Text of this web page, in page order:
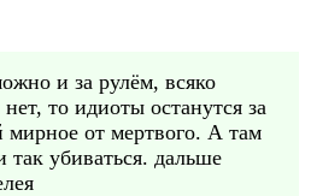
и за рулём, всяко
то идиоты останутся за
от мертвого. А там
убиваться. дальше